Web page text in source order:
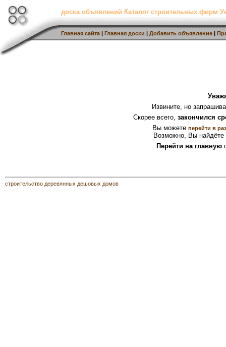
доска объявлений Каталог строительных фирм
Главная сайта | Главная доски | Добавить объявление |
Извините, но
Скорее всего, закончился
Вы можете перейти в
Возможно, Вы найдёте
Перейти на главную
строительство деревянных дешовых домов